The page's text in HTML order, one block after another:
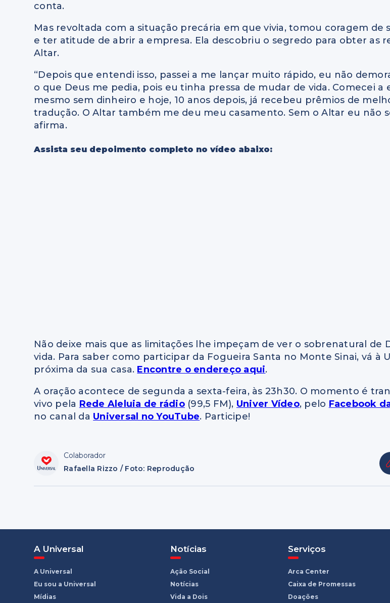
conta.
Mas revoltada com a situação precária em que vivia, tomou coragem de
e ter atitude de abrir a empresa. Ela descobriu o segredo para obter as
Altar.
“Depois que entendi isso, passei a me lançar muito rápido, eu não
o que Deus me pedia, pois eu tinha pressa de mudar de vida. Comecei a
mesmo sem dinheiro e hoje, 10 anos depois, já recebeu prêmios de
tradução. O Altar também me deu meu casamento. Sem o Altar eu não
afirma.
Assista seu depoimento completo no vídeo abaixo:
Não deixe mais que as limitações lhe impeçam de ver o sobrenatural de
vida. Para saber como participar da Fogueira Santa no Monte Sinai, vá à
próxima da sua casa. Encontre o endereço aqui.
A oração acontece de segunda a sexta-feira, às 23h30. O momento é
vivo pela Rede Aleluia de rádio(99,5 FM), Univer Vídeo, pelo Facebook
no canal da Universal no YouTube. Participe!
Colaborador
Rafaella Rizzo / Foto: Reprodução
A Universal
A Universal
Eu sou a Universal
Mídias
Notícias
Ação Social
Notícias
Vida a Dois
Serviços
Arca Center
Caixa de Promessas
Doações